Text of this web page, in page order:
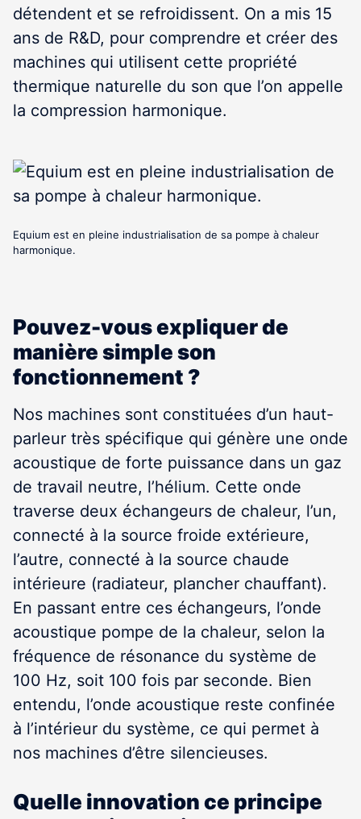
détendent et se refroidissent. On a mis 15
ans de R&D, pour comprendre et créer des
machines qui utilisent cette propriété
thermique naturelle du son que l’on appelle
la compression harmonique.
Equium est en pleine industrialisation de sa pompe à chaleur
harmonique.
Pouvez-vous expliquer de
manière simple son
fonctionnement ?
Nos machines sont constituées d’un haut-
parleur très spécifique qui génère une onde
acoustique de forte puissance dans un gaz
de travail neutre, l’hélium. Cette onde
traverse deux échangeurs de chaleur, l’un,
connecté à la source froide extérieure,
l’autre, connecté à la source chaude
intérieure (radiateur, plancher chauffant).
En passant entre ces échangeurs, l’onde
acoustique pompe de la chaleur, selon la
fréquence de résonance du système de
100 Hz, soit 100 fois par seconde. Bien
entendu, l’onde acoustique reste confinée
à l’intérieur du système, ce qui permet à
nos machines d’être silencieuses.
Quelle innovation ce principe